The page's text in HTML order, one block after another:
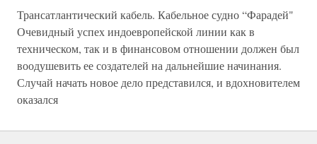
Трансатлантический кабель. Кабельное судно “Фарадей"
Очевидный успех индоевропейской линии как в
техническом, так и в финансовом отношении должен был
воодушевить ее создателей на дальнейшие начинания.
Случай начать новое дело представился, и вдохновителем
оказался